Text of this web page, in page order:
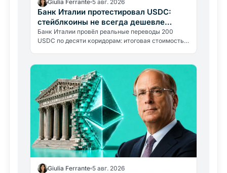
Giulia Ferrante 5 авг. 2026
Банк Италии протестировал USDC:
стейблкоины не всегда дешевле
переводов
Банк Италии провёл реальные переводы 200
USDC по десяти коридорам: итоговая стоимость
Giulia Ferrante 5 авг. 2026